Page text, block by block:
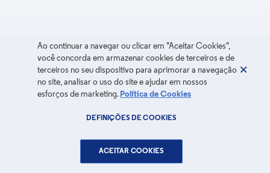
Ao continuar a navegar ou clicar em "Aceitar Cookies",
você concorda em armazenar cookies de terceiros e de
terceiros no seu dispositivo para aprimorar a navegação
no site, analisar o uso do site e ajudar em nossos
esforços de marketing. Política de Cookies
DEFINIÇÕES DE COOKIES
ACEITAR COOKIES